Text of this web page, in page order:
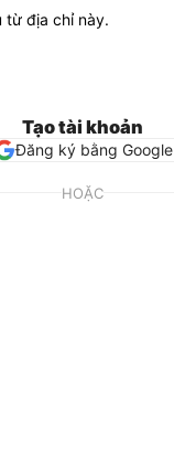
từ địa chỉ này.
Tạo tài khoản
Đăng ký bằng Google
HOẶC